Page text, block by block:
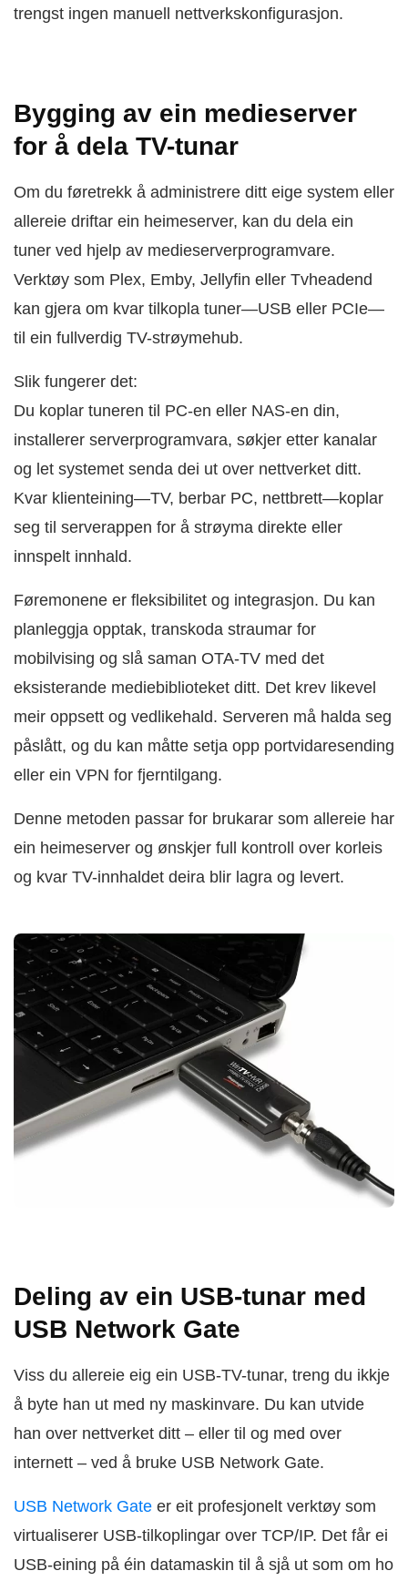
trengst ingen manuell nettverkskonfigurasjon.
Bygging av ein medieserver
for å dela TV-tunar
Om du føretrekk å administrere ditt eige system eller
allereie driftar ein heimeserver, kan du dela ein
tuner ved hjelp av medieserverprogramvare.
Verktøy som Plex, Emby, Jellyfin eller Tvheadend
kan gjera om kvar tilkopla tuner—USB eller PCIe—
til ein fullverdig TV-strøymehub.
Slik fungerer det:
Du koplar tuneren til PC-en eller NAS-en din,
installerer serverprogramvara, søkjer etter kanalar
og let systemet senda dei ut over nettverket ditt.
Kvar klienteining—TV, berbar PC, nettbrett—koplar
seg til serverappen for å strøyma direkte eller
innspelt innhald.
Føremonene er fleksibilitet og integrasjon. Du kan
planleggja opptak, transkoda straumar for
mobilvising og slå saman OTA-TV med det
eksisterande mediebiblioteket ditt. Det krev likevel
meir oppsett og vedlikehald. Serveren må halda seg
påslått, og du kan måtte setja opp portvidaresending
eller ein VPN for fjerntilgang.
Denne metoden passar for brukarar som allereie har
ein heimeserver og ønskjer full kontroll over korleis
og kvar TV-innhaldet deira blir lagra og levert.
Deling av ein USB-tunar med
USB Network Gate
Viss du allereie eig ein USB-TV-tunar, treng du ikkje
å byte han ut med ny maskinvare. Du kan utvide
han over nettverket ditt – eller til og med over
internett – ved å bruke USB Network Gate.
USB Network Gate er eit profesjonelt verktøy som
virtualiserer USB-tilkoplingar over TCP/IP. Det får ei
USB-eining på éin datamaskin til å sjå ut som om ho